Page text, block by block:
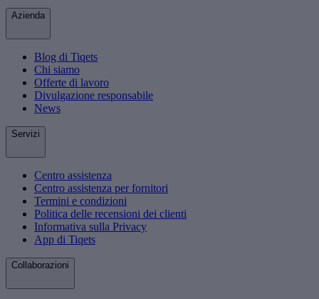
Azienda
Blog di Tiqets
Chi siamo
Offerte di lavoro
Divulgazione responsabile
News
Servizi
Centro assistenza
Centro assistenza per fornitori
Termini e condizioni
Politica delle recensioni dei clienti
Informativa sulla Privacy
App di Tiqets
Collaborazioni